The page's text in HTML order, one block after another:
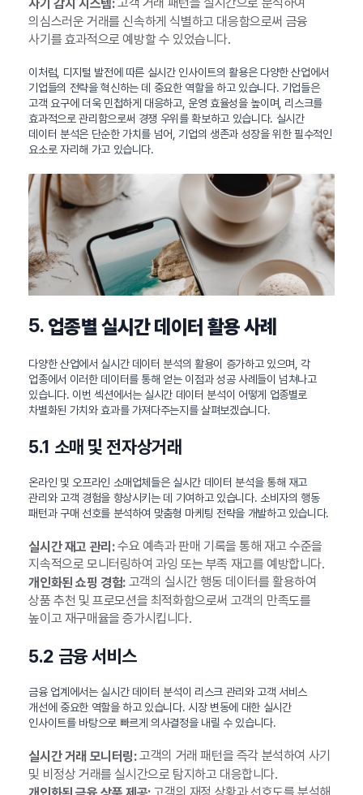
사기 감지 시스템:
의심스러운 거래를 신속하게 식별하고 대응함으로써 금융
사기를 효과적으로 예방할 수 있었습니다.
이처럼, 디지털 발전에 따른 실시간 인사이트의 활용은 다양한 산업에서
기업들의 전략을 혁신하는 데 중요한 역할을 하고 있습니다. 기업들은
고객 요구에 더욱 민첩하게 대응하고, 운영 효율성을 높이며, 리스크를
효과적으로 관리함으로써 경쟁 우위를 확보하고 있습니다. 실시간
데이터 분석은 단순한 가치를 넘어, 기업의 생존과 성장을 위한 필수적인
요소로 자리해 가고 있습니다.
5. 업종별 실시간 데이터 활용 사례
다양한 산업에서 실시간 데이터 분석의 활용이 증가하고 있으며, 각
업종에서 이러한 데이터를 통해 얻는 이점과 성공 사례들이 넘쳐나고
있습니다. 이번 섹션에서는 실시간 데이터 분석이 어떻게 업종별로
차별화된 가치와 효과를 가져다주는지를 살펴보겠습니다.
5.1 소매 및 전자상거래
온라인 및 오프라인 소매업체들은 실시간 데이터 분석을 통해 재고
관리와 고객 경험을 향상시키는 데 기여하고 있습니다. 소비자의 행동
패턴과 구매 선호를 분석하여 맞춤형 마케팅 전략을 개발하고 있습니다.
실시간 재고 관리:수요 예측과 판매 기록을 통해 재고 수준을
지속적으로 모니터링하여 과잉 또는 부족 재고를 예방합니다.
개인화된 쇼핑 경험:고객의 실시간 행동 데이터를 활용하여
상품 추천 및 프로모션을 최적화함으로써 고객의 만족도를
높이고 재구매율을 증가시킵니다.
5.2 금융 서비스
금융 업계에서는 실시간 데이터 분석이 리스크 관리와 고객 서비스
개선에 중요한 역할을 하고 있습니다. 시장 변동에 대한 실시간
인사이트를 바탕으로 빠르게 의사결정을 내릴 수 있습니다.
실시간 거래 모니터링:고객의 거래 패턴을 즉각 분석하여 사기
및 비정상 거래를 실시간으로 탐지하고 대응합니다.